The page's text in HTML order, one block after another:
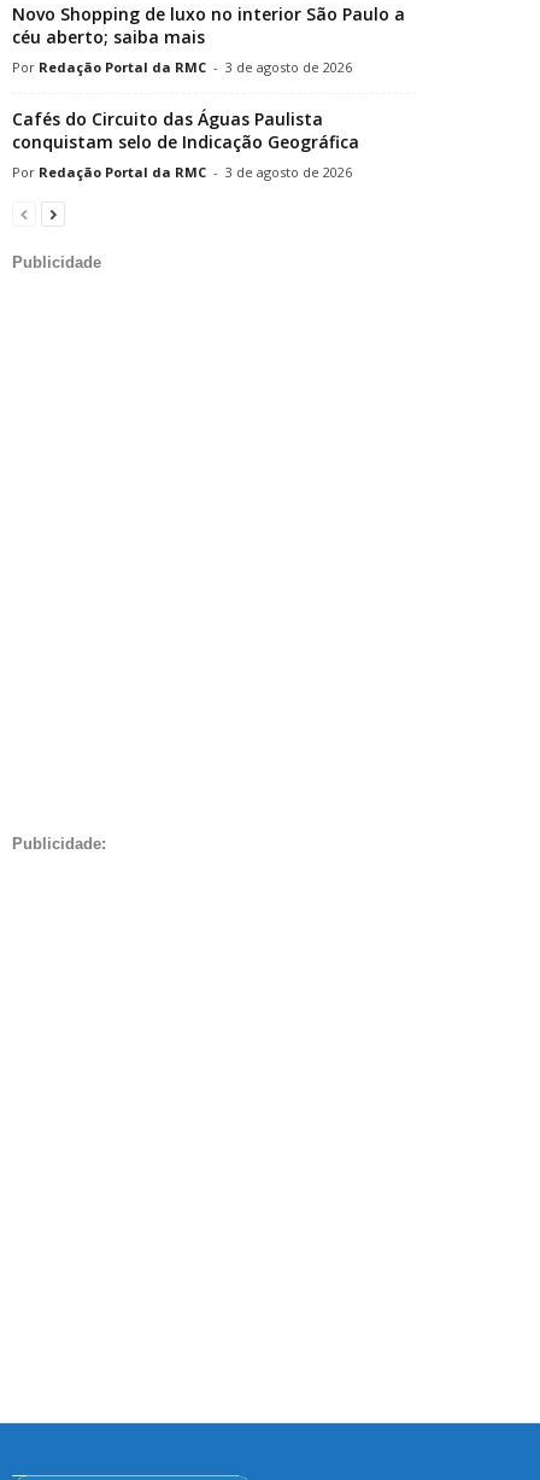
Novo Shopping de luxo no interior São Paulo a
céu aberto; saiba mais
Redação Portal da RMC - 3 de agosto de 2026
Cafés do Circuito das Águas Paulista
conquistam selo de Indicação Geográfica
Redação Portal da RMC - 3 de agosto de 2026
Publicidade
Publicidade: